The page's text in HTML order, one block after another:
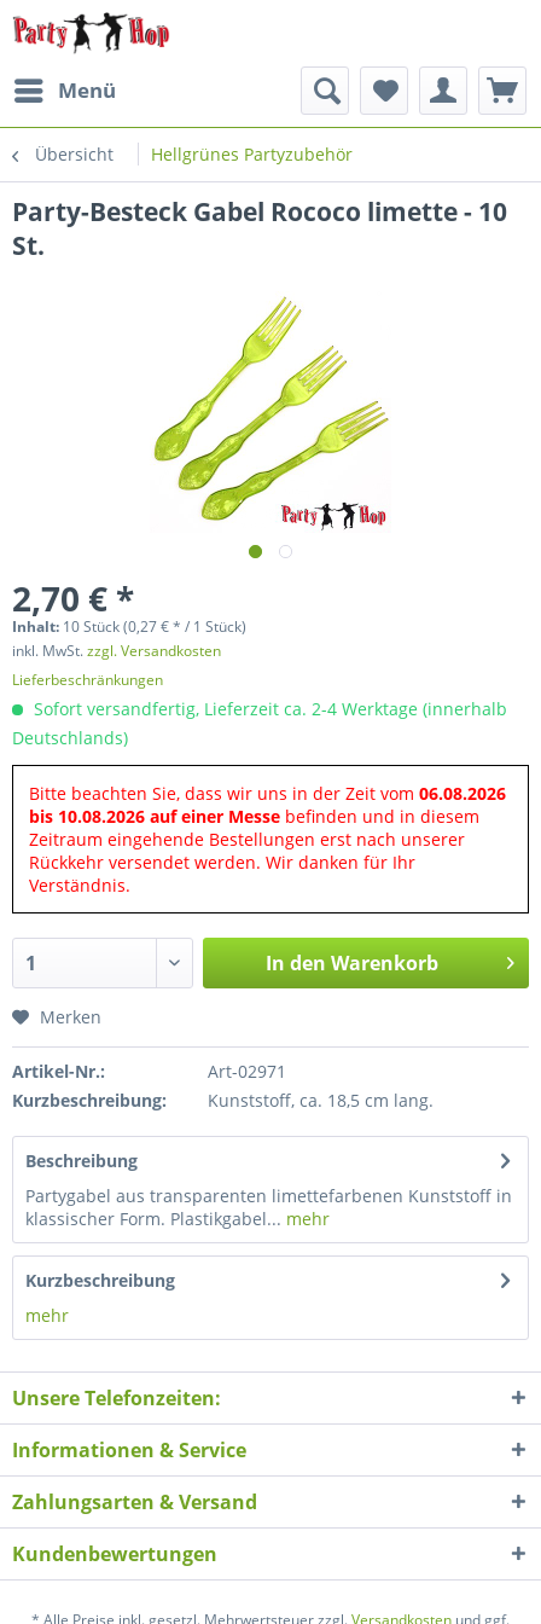
Menü
Übersicht Hellgrünes Partyzubehör
Party-Besteck Gabel Rococo limette - 10
St.
2,70 € *
Inhalt: 10 Stück (0,27 € * / 1 Stück)
inkl. MwSt.zzgl. Versandkosten
Lieferbeschränkungen
Sofort versandfertig, Lieferzeit ca. 2-4 Werktage (innerhalb
Deutschlands)
Bitte beachten Sie, dass wir uns in der Zeit vom 06.08.2026
bis 10.08.2026 auf einer Messe befinden und in diesem
Zeitraum eingehende Bestellungen erst nach unserer
Rückkehr versendet werden. Wir danken für Ihr
Verständnis.
In den Warenkorb
Merken
Artikel-Nr.:
Art-02971
Kurzbeschreibung:
Kunststoff, ca. 18,5 cm lang.
Beschreibung
Partygabel aus transparenten limettefarbenen Kunststoff in
klassischer Form. Plastikgabel... mehr
Kurzbeschreibung
mehr
Unsere Telefonzeiten:
Informationen & Service
Zahlungsarten & Versand
Kundenbewertungen